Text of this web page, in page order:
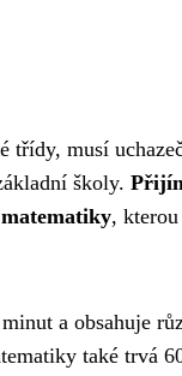
třídy, musí
školy.
,
a obsahuje
také trvá